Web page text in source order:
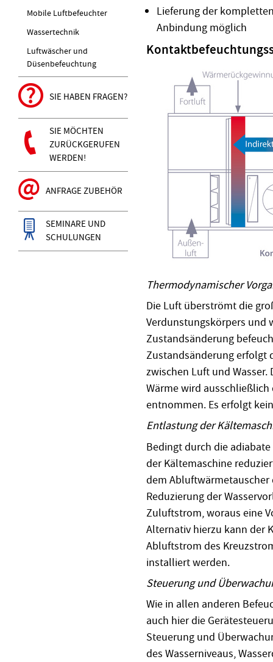
Mobile Luftbefeuchter
Wassertechnik
Luftwäscher und
Düsenbefeuchtung
SIE HABEN FRAGEN?
SIE MÖCHTEN
ZURÜCKGERUFEN
WERDEN!
ANFRAGE ZUBEHÖR
SEMINARE UND
SCHULUNGEN
Lieferung der
Anbindung möglich
Thermodynamischer
Die Luft überströmt die
Verdunstungskörpers und
Zustandsänderung
Zustandsänderung erfolgt
zwischen Luft und
Wärme wird
entnommen. Es erfolgt
Entlastung der
Bedingt durch die
der Kältemaschine
dem Abluftwärmetauscher
Reduzierung der
Zuluftstrom, woraus eine
Alternativ hierzu kann der
Abluftstrom des
installiert werden.
Steuerung und
Wie in allen anderen
auch hier die
Steuerung und
des Wasserniveaus,